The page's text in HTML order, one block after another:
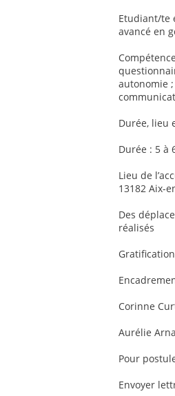
Etudiant/te
avancé en
autonomie
Durée, lieu
Durée : 5 à
Lieu de
13182 Aix-
Des
réalisés
Corinne
Aurélie
Pour
Envoyer